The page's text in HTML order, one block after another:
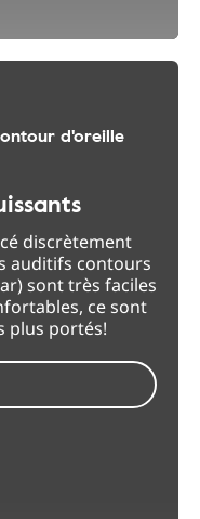
d'oreille
discrètement
auditifs contours
sont très faciles
ce sont
plus portés!